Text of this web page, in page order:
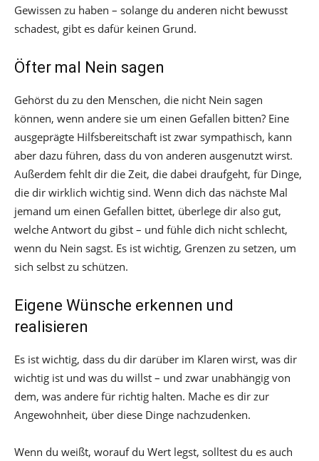
Gewissen zu haben – solange du anderen nicht bewusst
schadest, gibt es dafür keinen Grund.
Öfter mal Nein sagen
Gehörst du zu den Menschen, die nicht Nein sagen
können, wenn andere sie um einen Gefallen bitten? Eine
ausgeprägte Hilfsbereitschaft ist zwar sympathisch, kann
aber dazu führen, dass du von anderen ausgenutzt wirst.
Außerdem fehlt dir die Zeit, die dabei draufgeht, für Dinge,
die dir wirklich wichtig sind. Wenn dich das nächste Mal
jemand um einen Gefallen bittet, überlege dir also gut,
welche Antwort du gibst – und fühle dich nicht schlecht,
wenn du Nein sagst. Es ist wichtig, Grenzen zu setzen, um
sich selbst zu schützen.
Eigene Wünsche erkennen und
realisieren
Es ist wichtig, dass du dir darüber im Klaren wirst, was dir
wichtig ist und was du willst – und zwar unabhängig von
dem, was andere für richtig halten. Mache es dir zur
Angewohnheit, über diese Dinge nachzudenken.
Wenn du weißt, worauf du Wert legst, solltest du es auch